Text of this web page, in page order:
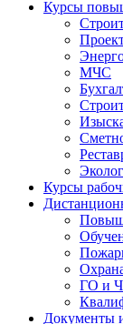
Курсы
МЧС
Курсы
ГO и
Документы